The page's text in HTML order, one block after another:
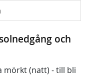
och
mörkt (natt) - till bli